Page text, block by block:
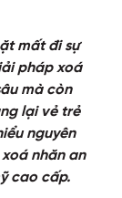
mất đi sự
pháp xoá
mà còn
lại vẻ trẻ
nguyên
nhăn an
cao cấp.